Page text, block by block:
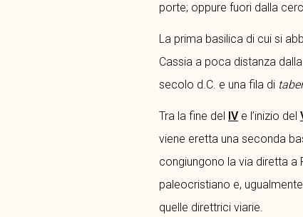
porte; oppure fuori dalla
La prima basilica di cui si
Cassia a poca distanza
secolo d.C. e una fila di
Tra la fine del IV e l’inizio del
viene eretta una seconda
congiungono la via diretta a
paleocristiano e,
quelle direttrici viarie.